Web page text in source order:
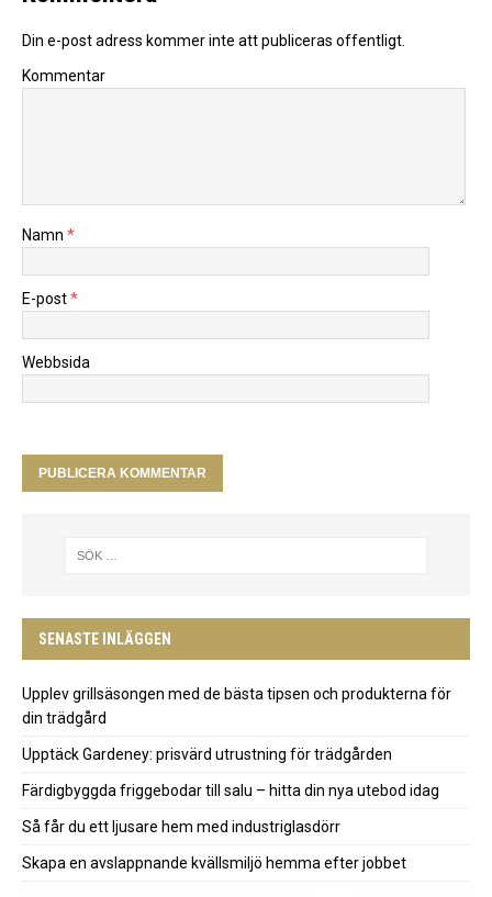
Din e-post adress kommer inte att publiceras offentligt.
Kommentar
Namn *
E-post*
Webbsida
SENASTE INLÄGGEN
Upplev grillsäsongen med de bästa tipsen och produkterna för
din trädgård
Upptäck Gardeney: prisvärd utrustning för trädgården
Färdigbyggda friggebodar till salu – hitta din nya utebod idag
Så får du ett ljusare hem med industriglasdörr
Skapa en avslappnande kvällsmiljö hemma efter jobbet